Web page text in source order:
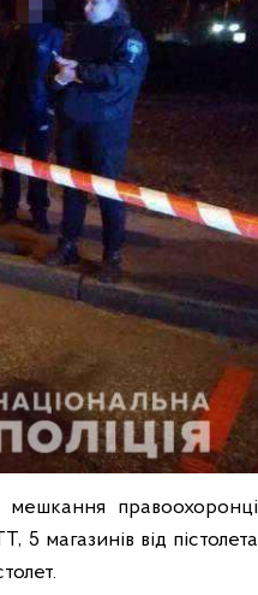
правоохоронці
5 магазинів від пістолета